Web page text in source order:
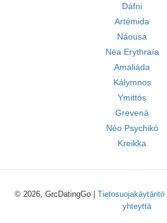
Dáfni
Artémida
Náousa
Néa Erythraía
Amaliáda
Kálymnos
Ymittós
Grevená
Néo Psychikó
Kreikka
© 2026, GrcDatingGo | Tietosuojakäytäntö|
yhteyttä